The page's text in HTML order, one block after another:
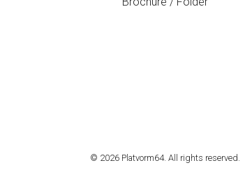
© 2026 Platvorm64. All rights reserved.